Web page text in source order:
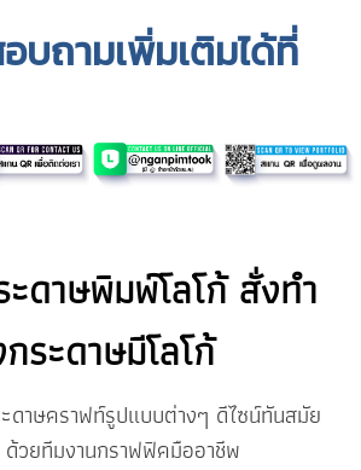
บถามเพิ่มเติมได้ที่
ดาษพิมพ์โลโก้ สั่งทำ
ระดาษมีโลโก้
ดาษคราฟท์รูปแบบต่างๆ ดีไซน์ทันสมัย
วยทีมงานกราฟฟิคมืออาชีพ